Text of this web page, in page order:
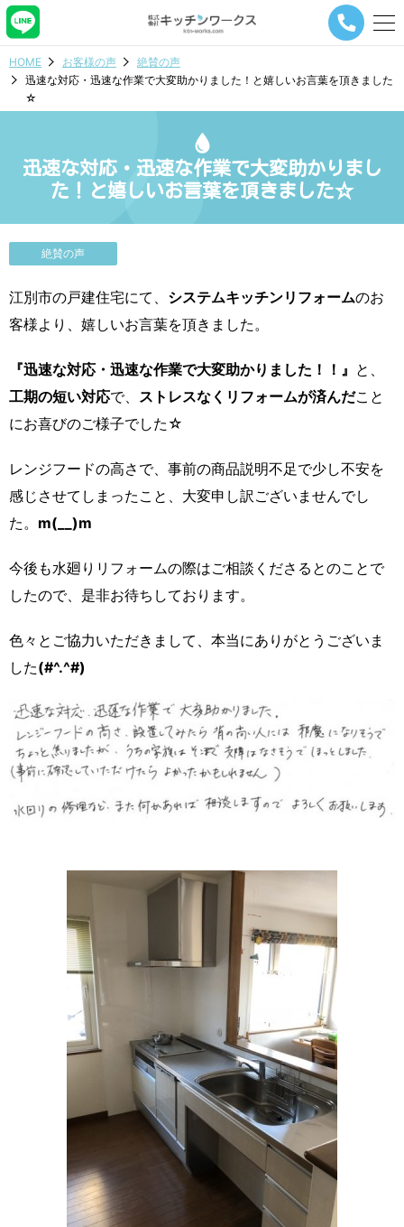
メ
ー
ビ
タ
HOME お客様の声
絶賛の声
迅速な対応・迅速な作業で大変助かりました！と嬉しいお言葉を頂きました
☆
迅速な対応・迅速な作業で大変助かりまし
た！と嬉しいお言葉を頂きました☆
絶賛の声
江別市の戸建住宅にて、 システムキッチンリフォームのお
客様より、嬉しいお言葉を頂きました。
『迅速な対応・迅速な作業で大変助かりました！！』 と、
工期の短い対応で、 ストレスなくリフォームが済んだこと
にお喜びのご様子でした☆
レンジフードの高さで、事前の商品説明不足で少し不安を
感じさせてしまったこと、大変申し訳ございませんでし
た。 m(__)m
今後も水廻りリフォームの際はご相談くださるとのことで
したので、是非お待ちしております。
色々とご協力いただきまして、本当にありがとうございま
した(#^.^#)